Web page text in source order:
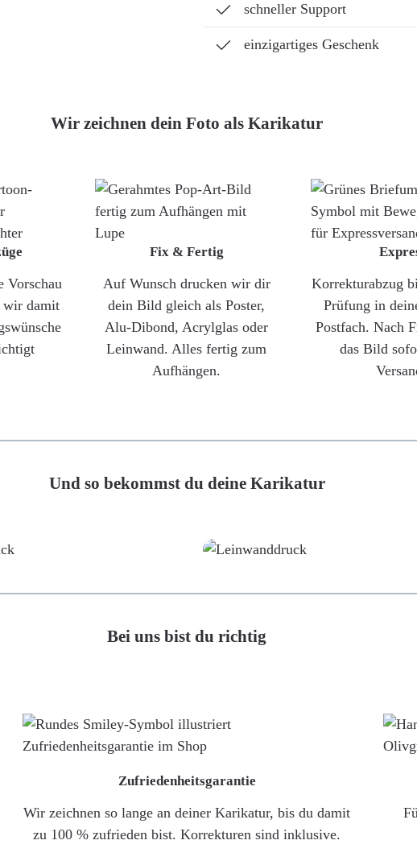
schneller Support
einzigartiges Geschenk
Wir zeichnen dein Foto als Karikatur
Vorschau
wir damit
Fix & Fertig
Auf Wunsch drucken wir dir
dein Bild gleich als Poster,
Alu-Dibond, Acrylglas oder
Leinwand. Alles fertig zum
Aufhängen.
Korrekturabzug
Prüfung in
Postfach. Nach
das Bild
Und so bekommst du deine Karikatur
Bei uns bist du richtig
Zufriedenheitsgarantie
Wir zeichnen so lange an deiner Karikatur, bis du damit
zu 100 % zufrieden bist. Korrekturen sind inklusive.